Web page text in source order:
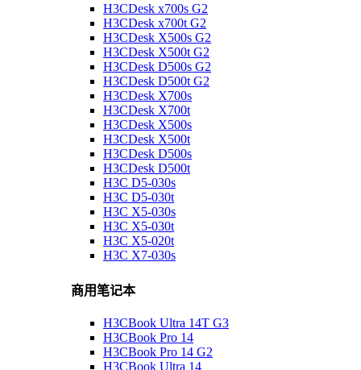
H3CDesk x700s G2
H3CDesk x700t G2
H3CDesk X500s G2
H3CDesk X500t G2
H3CDesk D500s G2
H3CDesk D500t G2
H3CDesk X700s
H3CDesk X700t
H3CDesk X500s
H3CDesk X500t
H3CDesk D500s
H3CDesk D500t
H3C D5-030s
H3C D5-030t
H3C X5-030s
H3C X5-030t
H3C X5-020t
H3C X7-030s
商用笔记本
H3CBook Ultra 14T G3
H3CBook Pro 14
H3CBook Pro 14 G2
H3CBook Ultra 14